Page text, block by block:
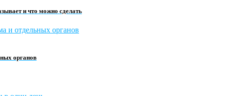
и что можно сделать
органов